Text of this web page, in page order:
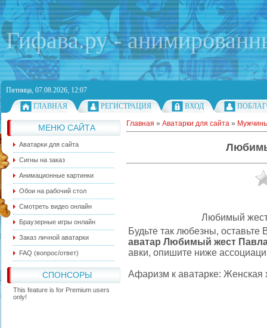
Гифава.ру -
Пятница, 07.08.2026, 12:07
ГЛАВНАЯ
РЕГИСТРАЦИЯ ВХОД
МЕНЮ САЙТА
Аватарки для сайта
Сигны на заказ
Анимационные картинки
Обои на рабочий стол
Смотреть видео онлайн
Браузерные игры онлайн
Заказ личной аватарки
FAQ (вопрос/ответ)
СПОНСОРЫ
This feature is for Premium users
only!
Главная » Аватарки для сайта »
Любимый
Будьте так любезны,
аватар Любимый жест
авки, опишите ниже
Афаризм к аватарке: Женская